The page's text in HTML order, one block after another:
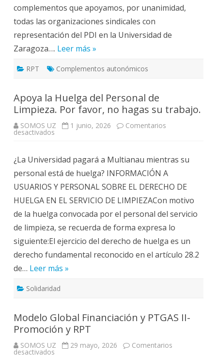
complementos que apoyamos, por unanimidad,
todas las organizaciones sindicales con
representación del PDI en la Universidad de
Zaragoza…. Leer más »
RPT Complementos autonómicos
Apoya la Huelga del Personal de
Limpieza. Por favor, no hagas su trabajo.
SOMOS UZ 1 junio, 2026 Comentarios
desactivados
del
Personal
de
Limpieza.
Por
favor,
no
hagas
su
trabajo.
¿La Universidad pagará a Multianau mientras su
personal está de huelga? INFORMACIÓN A
USUARIOS Y PERSONAL SOBRE EL DERECHO DE
HUELGA EN EL SERVICIO DE LIMPIEZACon motivo
de la huelga convocada por el personal del servicio
de limpieza, se recuerda de forma expresa lo
siguiente:El ejercicio del derecho de huelga es un
derecho fundamental reconocido en el artículo 28.2
de… Leer más »
Solidaridad
Modelo Global Financiación y PTGAS II-
Promoción y RPT
SOMOS UZ 29 mayo, 2026 Comentarios
desactivados